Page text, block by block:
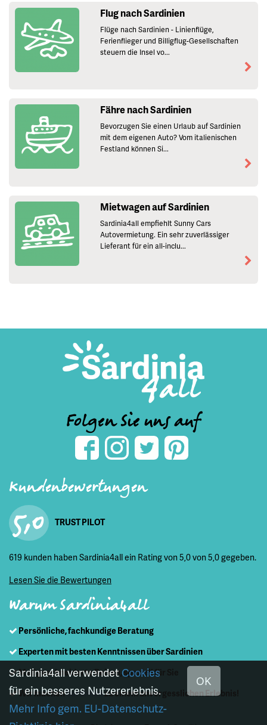
Flug nach Sardinien
Flüge nach Sardinien - Linienflüge,
Ferienflieger und Billigflug-Gesellschaften
steuern die Insel vo...
Fähre nach Sardinien
Bevorzugen Sie einen Urlaub auf Sardinien
mit dem eigenen Auto? Vom italienischen
Festland können Si...
Mietwagen auf Sardinien
Sardinia4all empfiehlt Sunny Cars
Autovermietung. Ein sehr zuverlässiger
Lieferant für ein all-inclu...
Folgen Sie uns auf
Kundenbewertungen
5,0 TRUST PILOT
619 kunden haben Sardinia4all ein Rating von 5,0 von 5,0 gegeben.
Lesen Sie die Bewertungen
Warum Sardinia4all
Persönliche, fachkundige Beratung
Experten mit besten Kenntnissen über Sardinien
Maßgeschneiderte Reisen, speziell für Sie
Wir machenSardinienzu einem unvergesslichen Erlebnis!
Sardinia4all verwendetCookies
für ein besseres Nutzererlebnis.
Mehr Info gem. EU-Datenschutz-
OK